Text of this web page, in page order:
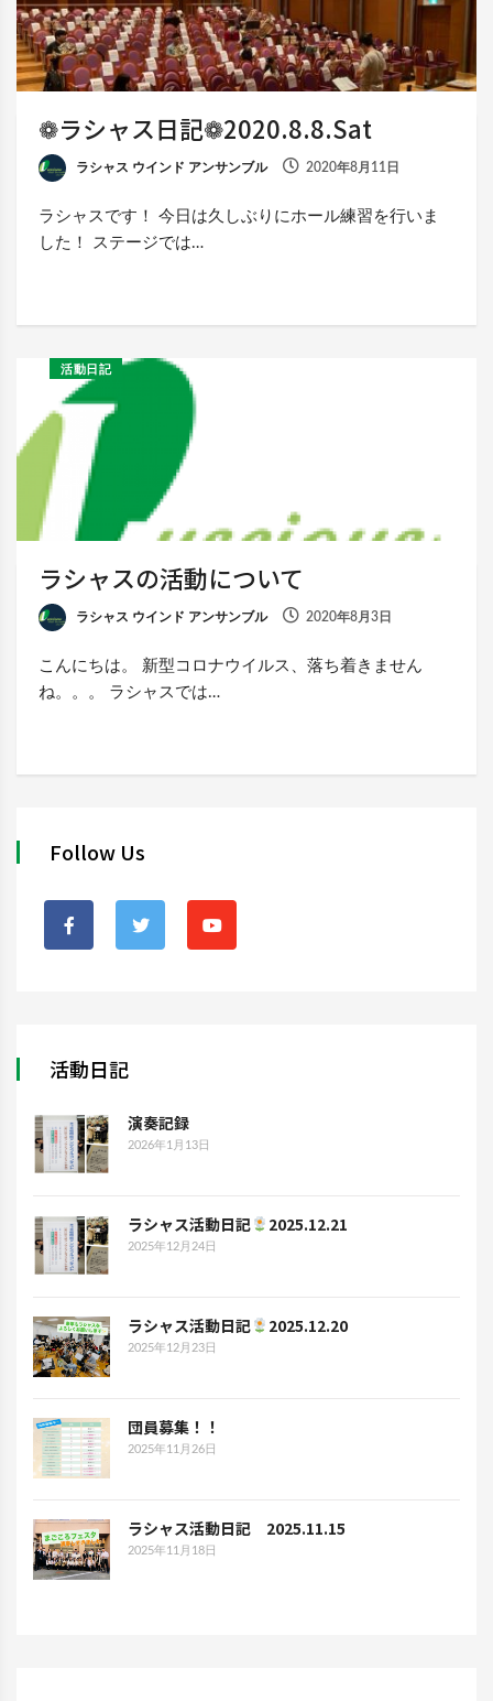
❁ラシャス日記❁2020.8.8.Sat
ラシャス ウインド アンサンブル 2020年8月11日
ラシャスです！ 今日は久しぶりにホール練習を行いま
した！ ステージでは…
活動日記
ラシャスの活動について
ラシャス ウインド アンサンブル 2020年8月3日
こんにちは。 新型コロナウイルス、落ち着きません
ね。。。 ラシャスでは…
Follow Us
活動日記
演奏記録
2026年1月13日
ラシャス活動日記 2025.12.21
2025年12月24日
ラシャス活動日記 2025.12.20
2025年12月23日
団員募集！！
2025年11月26日
ラシャス活動日記 2025.11.15
2025年11月18日